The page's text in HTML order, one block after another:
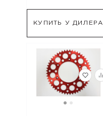
КУПИТЬ У ДИЛЕРА